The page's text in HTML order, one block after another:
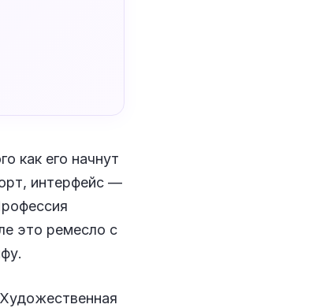
как его начнут
интерфейс —
это ремесло с